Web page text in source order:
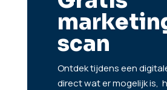
scan
Ontdek tijdens een
direct wat er mogelijk is,